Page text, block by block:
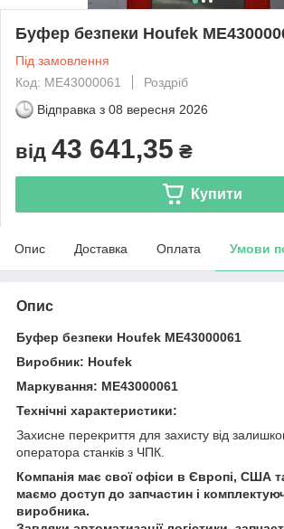
Буфер безпеки Houfek​​​​​​​
Під замовлення
Код: ME43000061
Роздріб
Відправка з 08 вересня 2026
від 43 641,35 ₴
Купити
Опис Доставка Оплата Умови
Опис
Буфер безпеки Houfek ME43000061
Виробник: Houfek
Маркування: ME43000061
Технічні характеристики:
Захисне перекриття для захисту від
оператора станків з ЧПК.
Компанія має свої офіси в Європі, США
маємо доступ до запчастин і
виробника.